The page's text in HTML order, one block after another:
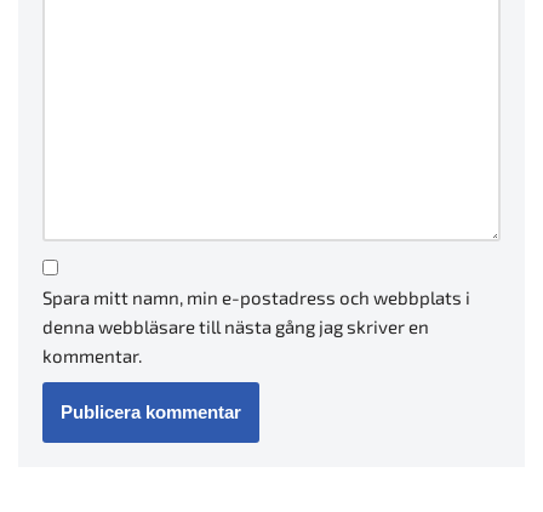
Spara mitt namn, min e-postadress och webbplats i
denna webbläsare till nästa gång jag skriver en
kommentar.